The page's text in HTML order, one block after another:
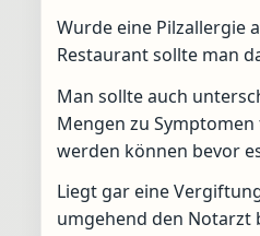
Wurde eine Pilzallergie
Restaurant sollte man
Man sollte auch
Mengen zu
werden können bevor
Liegt gar eine
umgehend den Notarzt